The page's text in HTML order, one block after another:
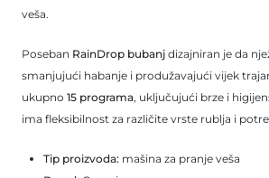
veša.
Poseban RainDrop bubanj dizajniran je da
smanjujući habanje i produžavajući vijek
ukupno 15 programa, uključujući brze i
ima fleksibilnost za različite vrste rublja i
Tip proizvoda: mašina za pranje veša